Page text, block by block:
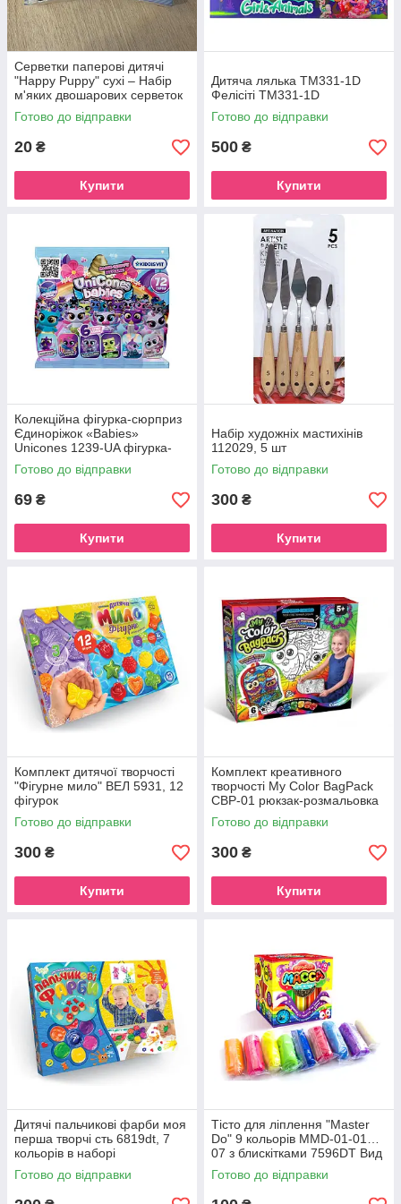
Серветки паперові дитячі
"Happy Puppy" сухі – Набір
м'яких двошарових серветок
у компактній упаковці 2 шт.
Готово до відправки
20 ₴
Купити
Дитяча лялька TM331-1D
Фелісіті ТМ331-1D
Готово до відправки
500 ₴
Купити
Колекційна фігурка-сюрприз
Єдиноріжок «Babies»
Unicones 1239-UA фігурка-
сюрприз
Готово до відправки
69 ₴
Купити
Набір художніх мастихінів
112029, 5 шт
Готово до відправки
300 ₴
Купити
Комплект дитячої творчості
"Фігурне мило" ВЕЛ 5931, 12
фігурок
Готово до відправки
300 ₴
Купити
Комплект креативного
творчості My Color BagPack
CBP-01 рюкзак-розмальовка
Сови
Готово до відправки
300 ₴
Купити
Дитячі пальчикові фарби моя
перша творчі сть 6819dt, 7
кольорів в наборі
Готово до відправки
Тісто для ліплення "Master
Do" 9 кольорів MMD-01-01…
07 з блискітками 7596DT Вид
1
Готово до відправки